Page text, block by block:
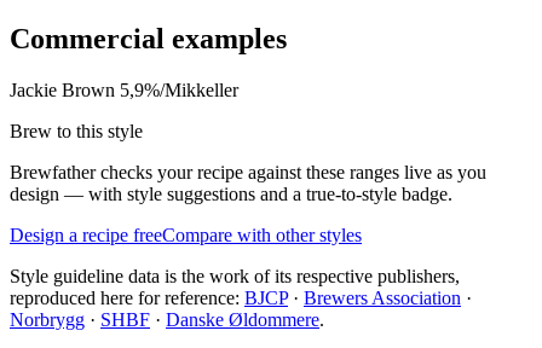
Commercial examples
Jackie Brown 5,9%/Mikkeller
Brew to this style
Brewfather checks your recipe against these ranges live as you
design — with style suggestions and a true-to-style badge.
Design a recipe freeCompare with other styles
Style guideline data is the work of its respective publishers,
reproduced here for reference: BJCP· Brewers Association ·
Norbrygg · SHBF · Danske Øldommere.